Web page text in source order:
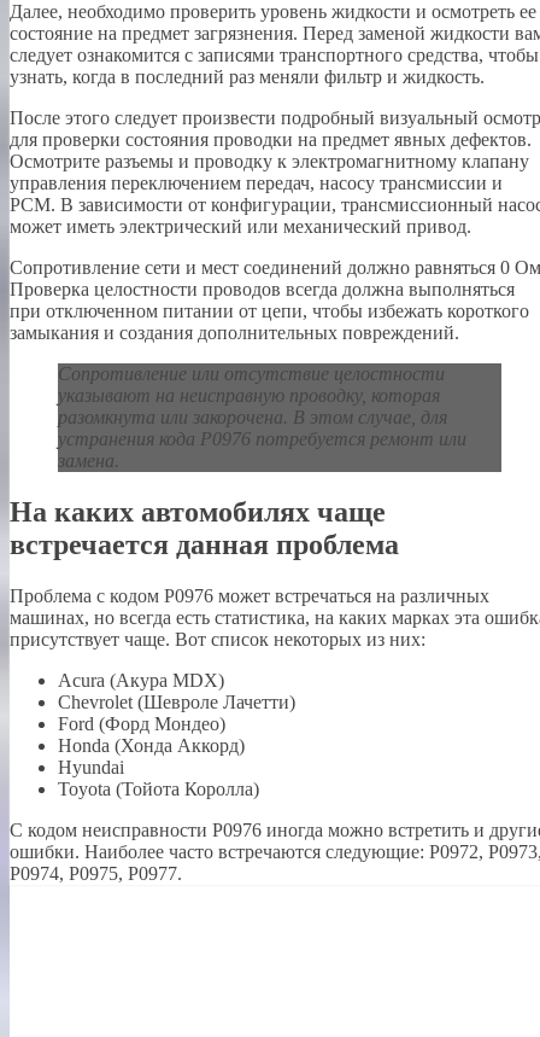
Далее, необходимо проверить уровень жидкости и осмотреть ее
состояние на предмет загрязнения. Перед заменой жидкости
следует ознакомится с записями транспортного средства, чтобы
узнать, когда в последний раз меняли фильтр и жидкость.
После этого следует произвести подробный визуальный осмотр
для проверки состояния проводки на предмет явных дефектов.
Осмотрите разъемы и проводку к электромагнитному клапану
управления переключением передач, насосу трансмиссии и
PCM. В зависимости от конфигурации, трансмиссионный
может иметь электрический или механический привод.
Сопротивление сети и мест соединений должно равняться 0
Проверка целостности проводов всегда должна выполняться
при отключенном питании от цепи, чтобы избежать короткого
замыкания и создания дополнительных повреждений.
Сопротивление или отсутствие целостности
указывают на неисправную проводку, которая
разомкнута или закорочена. В этом случае, для
устранения кода P0976 потребуется ремонт или
замена.
На каких автомобилях чаще
встречается данная проблема
Проблема с кодом P0976 может встречаться на различных
машинах, но всегда есть статистика, на каких марках эта
присутствует чаще. Вот список некоторых из них:
Acura (Акура MDX)
Chevrolet (Шевроле Лачетти)
Ford (Форд Мондео)
Honda (Хонда Аккорд)
Hyundai
Toyota (Тойота Королла)
С кодом неисправности Р0976 иногда можно встретить и
ошибки. Наиболее часто встречаются следующие: P0972,
P0974, P0975, P0977.